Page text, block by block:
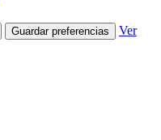
Guardar preferencias
Ver